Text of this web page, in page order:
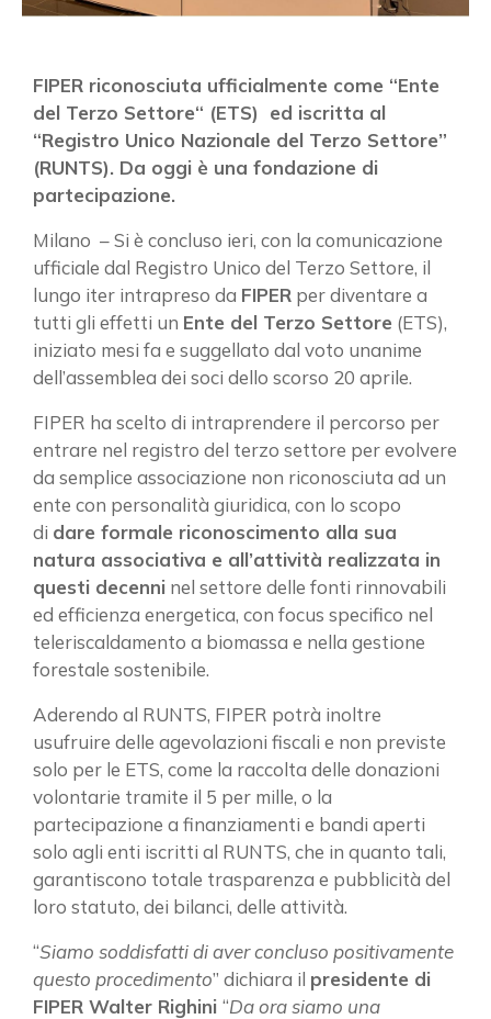
FIPER riconosciuta ufficialmente come “Ente
del Terzo Settore“ (ETS) ed iscritta al
“Registro Unico Nazionale del Terzo Settore”
(RUNTS). Da oggi è una fondazione di
partecipazione.
Milano – Si è concluso ieri, con la comunicazione
ufficiale dal Registro Unico del Terzo Settore, il
lungo iter intrapreso da FIPER per diventare a
tutti gli effetti un Ente del Terzo Settore (ETS),
iniziato mesi fa e suggellato dal voto unanime
dell’assemblea dei soci dello scorso 20 aprile.
FIPER ha scelto di intraprendere il percorso per
entrare nel registro del terzo settore per evolvere
da semplice associazione non riconosciuta ad un
ente con personalità giuridica, con lo scopo
di dare formale riconoscimento alla sua
natura associativa e all’attività realizzata in
questi decenni nel settore delle fonti rinnovabili
ed efficienza energetica, con focus specifico nel
teleriscaldamento a biomassa e nella gestione
forestale sostenibile.
Aderendo al RUNTS, FIPER potrà inoltre
usufruire delle agevolazioni fiscali e non previste
solo per le ETS, come la raccolta delle donazioni
volontarie tramite il 5 per mille, o la
partecipazione a finanziamenti e bandi aperti
solo agli enti iscritti al RUNTS, che in quanto tali,
garantiscono totale trasparenza e pubblicità del
loro statuto, dei bilanci, delle attività.
“Siamo soddisfatti di aver concluso positivamente
questo procedimento” dichiara il presidente di
FIPER Walter Righini “Da ora siamo una
Vuoi restare in contatto con
FIPER e ricevere notizie e
aggiornamenti?
ISCRIVITI ALLA NEWSLETTER